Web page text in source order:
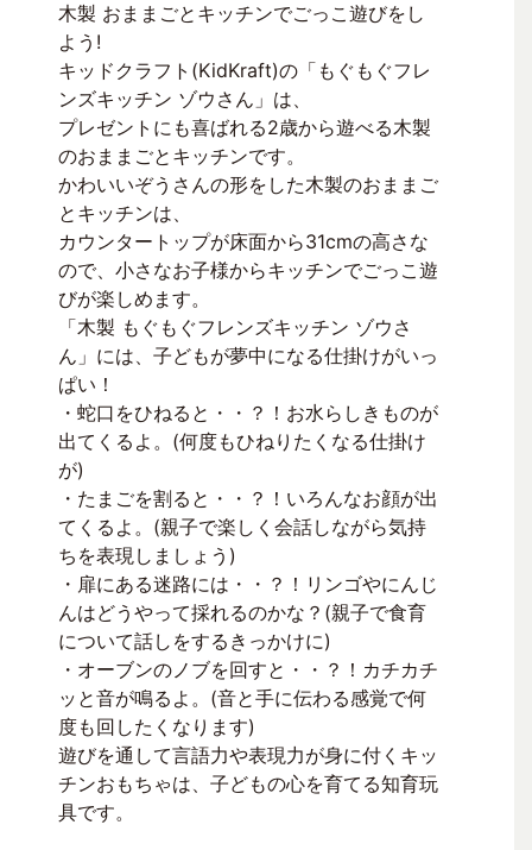
木製 おままごとキッチンでごっこ遊びをし
よう!
キッドクラフト(KidKraft)の「もぐもぐフレ
ンズキッチン ゾウさん」は、
プレゼントにも喜ばれる2歳から遊べる木製
のおままごとキッチンです。
かわいいぞうさんの形をした木製のおままご
とキッチンは、
カウンタートップが床面から31cmの高さな
ので、小さなお子様からキッチンでごっこ遊
びが楽しめます。
「木製 もぐもぐフレンズキッチン ゾウさ
ん」には、子どもが夢中になる仕掛けがいっ
ぱい！
・蛇口をひねると・・？！お水らしきものが
出てくるよ。(何度もひねりたくなる仕掛け
が)
・たまごを割ると・・？！いろんなお顔が出
てくるよ。(親子で楽しく会話しながら気持
ちを表現しましょう)
・扉にある迷路には・・？！リンゴやにんじ
んはどうやって採れるのかな？(親子で食育
について話しをするきっかけに)
・オーブンのノブを回すと・・？！カチカチ
ッと音が鳴るよ。(音と手に伝わる感覚で何
度も回したくなります)
遊びを通して言語力や表現力が身に付くキッ
チンおもちゃは、子どもの心を育てる知育玩
具です。